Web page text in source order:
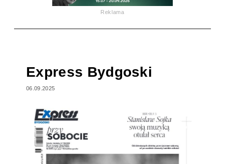
Reklama
Express Bydgoski
06.09.2025